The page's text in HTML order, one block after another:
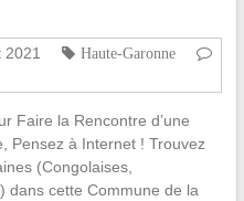
2021
Haute-Garonne
Faire la Rencontre d’une
Pensez à Internet ! Trouvez
(Congolaises,
dans cette Commune de la